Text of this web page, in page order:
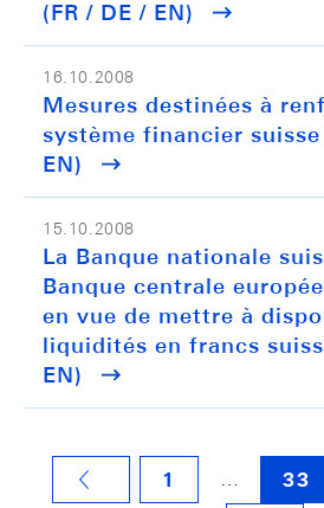
(FR / DE / EN)
16.10.2008
Mesures destinées à
système financier suisse
EN)
15.10.2008
La Banque nationale
Banque centrale
en vue de mettre à
liquidités en francs
EN)
1 … 33